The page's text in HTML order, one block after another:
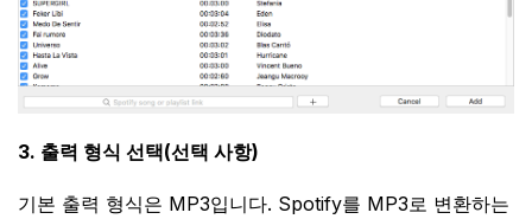
3. 출력 형식 선택(선택 사항)
기본 출력 형식은 MP3입니다. Spotify를 MP3로 변환하는